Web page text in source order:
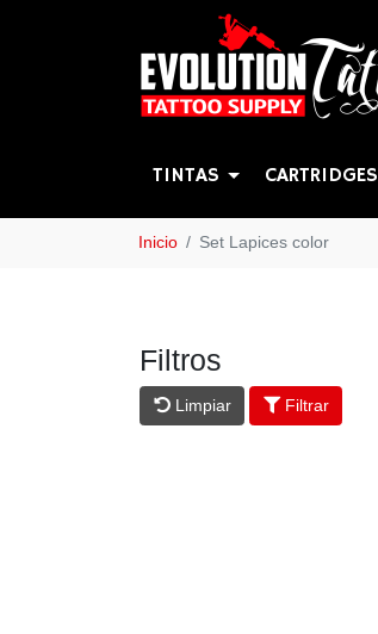
TINTAS CARTRIDGES
Inicio Set Lapices color
Filtros
Limpiar Filtrar